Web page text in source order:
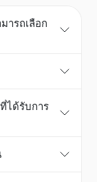
ารถเลือก
ได้รับการ